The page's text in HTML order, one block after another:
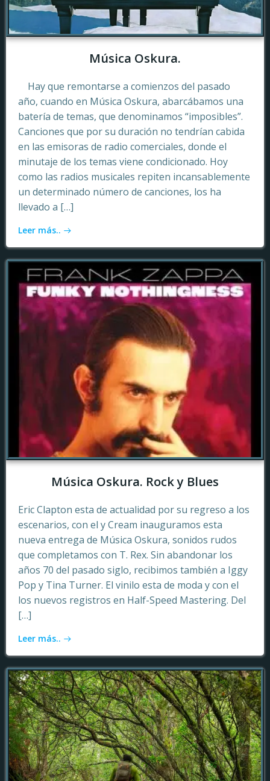
Música Oskura.
Hay que remontarse a comienzos del pasado
año, cuando en Música Oskura, abarcábamos una
batería de temas, que denominamos “imposibles”.
Canciones que por su duración no tendrían cabida
en las emisoras de radio comerciales, donde el
minutaje de los temas viene condicionado. Hoy
como las radios musicales repiten incansablemente
un determinado número de canciones, los ha
llevado a […]
Leer más..
Música Oskura. Rock y Blues
Eric Clapton esta de actualidad por su regreso a los
escenarios, con el y Cream inauguramos esta
nueva entrega de Música Oskura, sonidos rudos
que completamos con T. Rex. Sin abandonar los
años 70 del pasado siglo, recibimos también a Iggy
Pop y Tina Turner. El vinilo esta de moda y con el
los nuevos registros en Half-Speed Mastering. Del
[…]
Leer más..